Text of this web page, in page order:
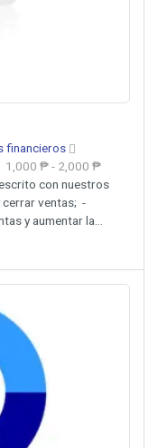
financieros
1,000 ₱ - 2,000 ₱
con nuestros
cerrar ventas; -
y aumentar la...